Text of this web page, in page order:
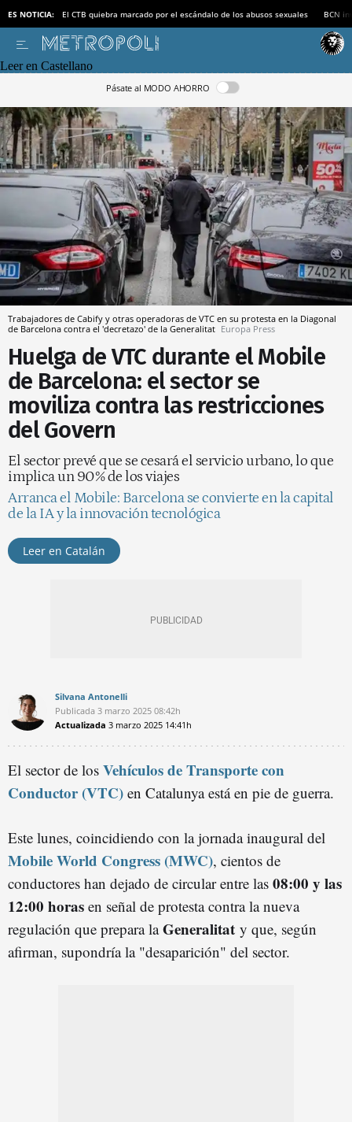
ES NOTICIA: El CTB quiebra marcado por el escándalo de los abusos sexuales BCN
Leer en Castellano
Pásate al MODO AHORRO
Trabajadores de Cabify y otras operadoras de VTC en su protesta en la Diagonal
de Barcelona contra el 'decretazo' de la Generalitat Europa Press
Huelga de VTC durante el Mobile
de Barcelona: el sector se
moviliza contra las restricciones
del Govern
El sector prevé que se cesará el servicio urbano, lo que
implica un 90% de los viajes
Arranca el Mobile: Barcelona se convierte en la capital
de la IA y la innovación tecnológica
Leer en Catalán
Silvana Antonelli
Publicada 3 marzo 2025 08:42h
Actualizada 3 marzo 2025 14:41h
El sector de los Vehículos de Transporte con
Conductor (VTC) en Catalunya está en pie de guerra.
Este lunes, coincidiendo con la jornada inaugural del
Mobile World Congress (MWC), cientos de
conductores han dejado de circular entre las 08:00 y las
12:00 horas en señal de protesta contra la nueva
regulación que prepara laGeneralitat y que, según
afirman, supondría la "desaparición" del sector.